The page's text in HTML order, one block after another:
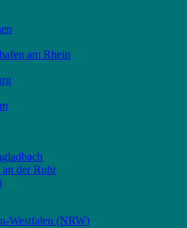
am Rhein
der Ruhr
Westfalen (NRW)